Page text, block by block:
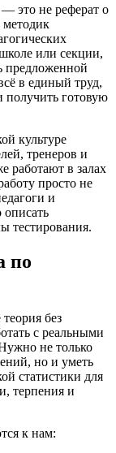
это не реферат о
методик
или секции,
предложенной
в единый труд,
получить готовую
культуре
тренеров и
работают в залах
просто не
и
описать
тестирования.
по
без
с реальными
не только
но и уметь
статистики для
терпения и
к нам: